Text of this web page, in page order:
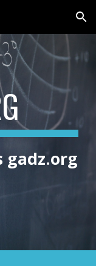
Skip to navigation
gadz.org